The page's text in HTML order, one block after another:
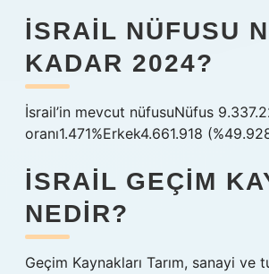
İSRAIL NÜFUSU
KADAR 2024?
İsrail’in mevcut nüfusuNüfus
oranı1.471%Erkek4.661.918
İSRAIL GEÇIM
NEDIR?
Geçim Kaynakları Tarım, sanayi ve